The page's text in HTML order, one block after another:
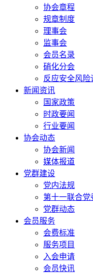
协会章程
规章制度
理事会
监事会
会员名录
硝化分会
反应安全风
新闻资讯
国家政策
时政要闻
行业要闻
协会动态
协会新闻
媒体报道
党群建设
党内法规
第十一联合党
党群动态
会员服务
会费标准
服务项目
入会申请
会员快讯